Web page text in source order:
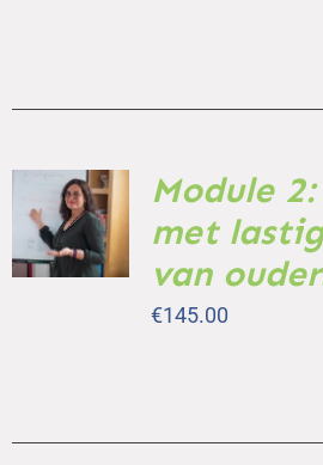
TOEVOEGEN
AAN
WINKELWAGEN
/
DETAILS
Module
met
van
€145.00